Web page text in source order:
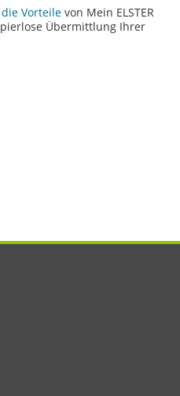
die Vorteile von Mein ELSTER
Übermittlung Ihrer